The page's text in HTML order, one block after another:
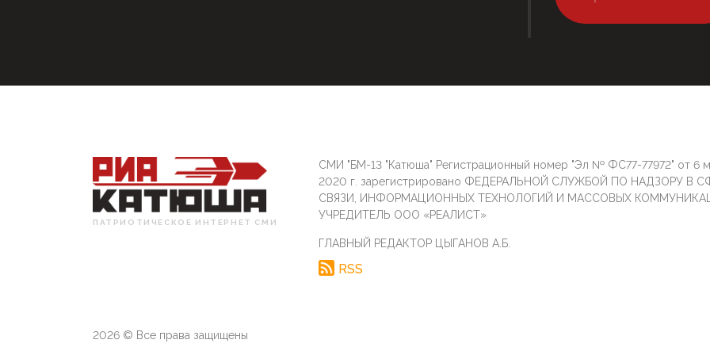
ПАТРИОТИЧЕСКОЕ ИНТЕРНЕТ СМИ
СМИ "БМ-13 "Катюша" Регистрационный номер "Эл № ФС77-77972" от 6
2020 г. зарегистрировано ФЕДЕРАЛЬНОЙ СЛУЖБОЙ ПО НАДЗОРУ В
СВЯЗИ, ИНФОРМАЦИОННЫХ ТЕХНОЛОГИЙ И МАССОВЫХ
УЧРЕДИТЕЛЬ ООО «РЕАЛИСТ»
ГЛАВНЫЙ РЕДАКТОР ЦЫГАНОВ А.Б.
RSS
2026 © Все права защищены